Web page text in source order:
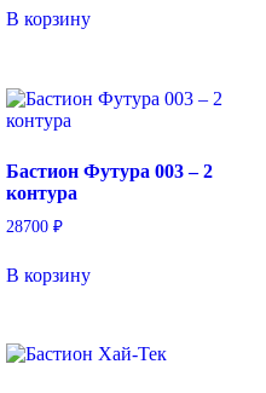
В корзину
Бастион Футура 003 – 2
контура
28700 ₽
В корзину